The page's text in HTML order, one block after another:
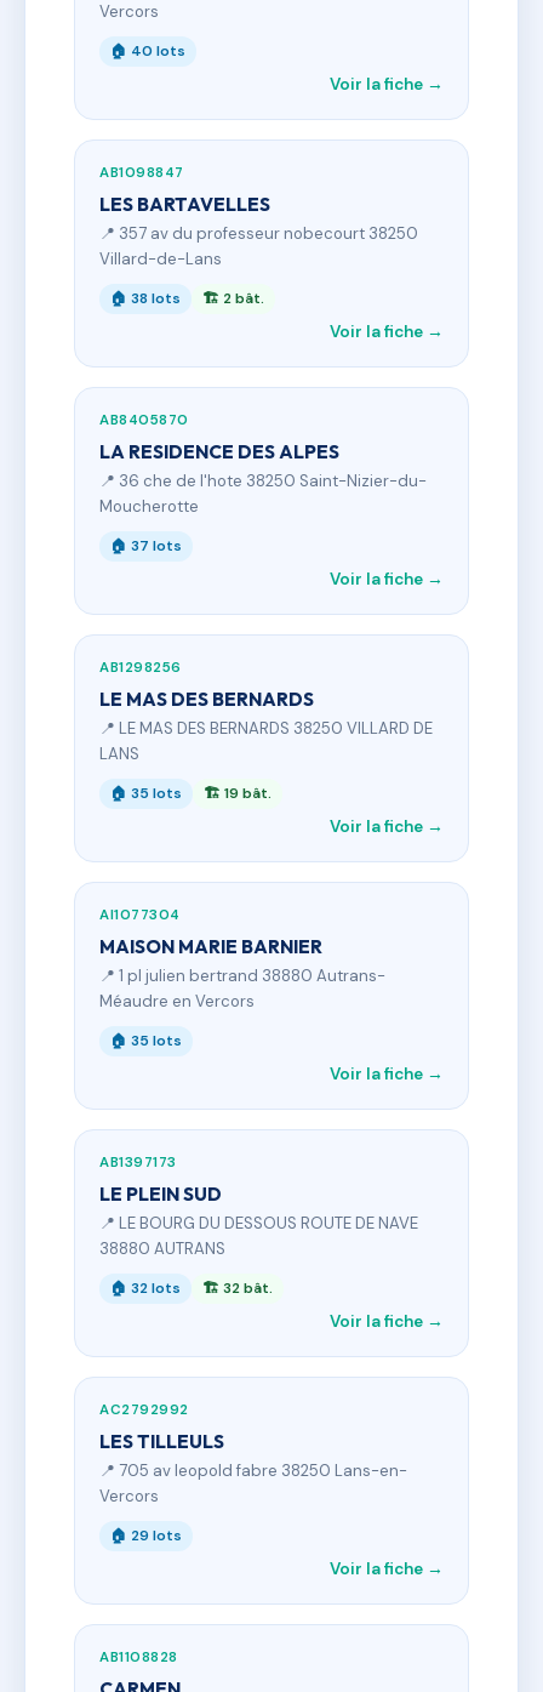
Vercors
🏠 40 lots
Voir la fiche →
AB1098847
LES BARTAVELLES
📍 357 av du professeur nobecourt 38250
Villard-de-Lans
🏠 38 lots 🏗 2 bât.
Voir la fiche →
AB8405870
LA RESIDENCE DES ALPES
📍 36 che de l'hote 38250 Saint-Nizier-du-
Moucherotte
🏠 37 lots
Voir la fiche →
AB1298256
LE MAS DES BERNARDS
📍 LE MAS DES BERNARDS 38250 VILLARD DE
LANS
🏠 35 lots 🏗 19 bât.
Voir la fiche →
AI1077304
MAISON MARIE BARNIER
📍 1 pl julien bertrand 38880 Autrans-
Méaudre en Vercors
🏠 35 lots
Voir la fiche →
AB1397173
LE PLEIN SUD
📍 LE BOURG DU DESSOUS ROUTE DE NAVE
38880 AUTRANS
🏠 32 lots 🏗 32 bât.
Voir la fiche →
AC2792992
LES TILLEULS
📍 705 av leopold fabre 38250 Lans-en-
Vercors
🏠 29 lots
Voir la fiche →
AB1108828